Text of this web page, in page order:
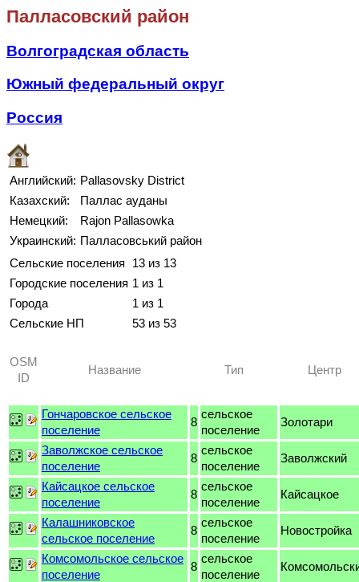
Палласовский район
Волгоградская область
Южный федеральный округ
Россия
Английский: Pallasovsky District
Казахский:
Паллас ауданы
Немецкий:
Rajon Pallasowka
Украинский: Палласовський район
Сельские поселения
13 из 13
Городские поселения 1 из 1
Города
1 из 1
Сельские НП
53 из 53
OSM
ID
Название Тип Центр
Гончаровское сельское
поселение
8
сельское
поселение
Золотари
Заволжское сельское
поселение
8
сельское
поселение
Заволжский
Кайсацкое сельское
поселение
8
сельское
поселение
Кайсацкое
Калашниковское
сельское поселение
8
сельское
поселение
Новостройка
Комсомольское сельское
поселение
8
сельское
поселение